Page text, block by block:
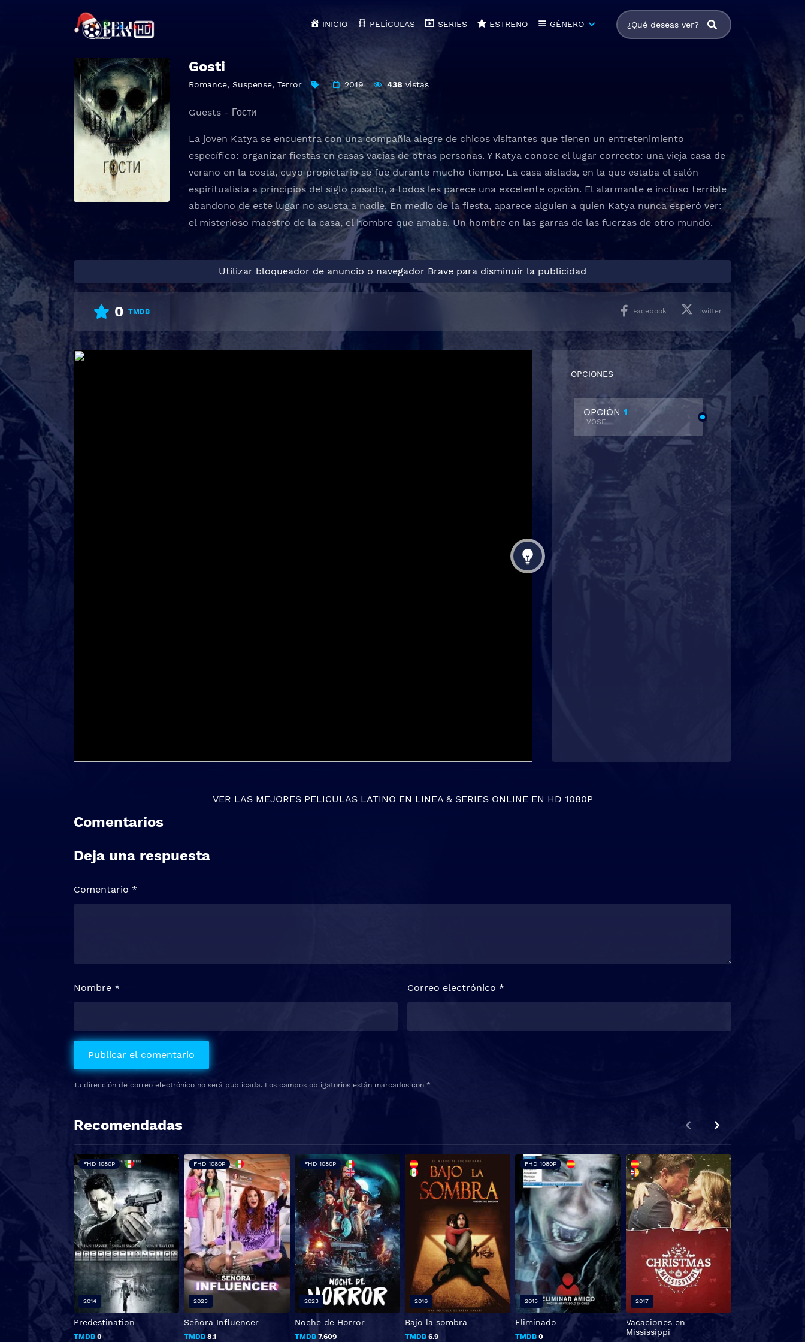
INICIO PELÍCULAS SERIES ESTRENO GÉNERO
Gosti
Romance, Suspense, Terror 2019 438vistas
Guests - Гости
La joven Katya se encuentra con una compañía alegre de chicos visitantes que tienen un entretenimiento
específico: organizar fiestas en casas vacías de otras personas. Y Katya conoce el lugar correcto: una vieja casa de
verano en la costa, cuyo propietario se fue durante mucho tiempo. La casa aislada, en la que estaba el salón
espiritualista a principios del siglo pasado, a todos les parece una excelente opción. El alarmante e incluso terrible
abandono de este lugar no asusta a nadie. En medio de la fiesta, aparece alguien a quien Katya nunca esperó ver:
el misterioso maestro de la casa, el hombre que amaba. Un hombre en las garras de las fuerzas de otro mundo.
Utilizar bloqueador de anuncio o navegador Brave para disminuir la publicidad
0 TMDB Facebook Twitter
OPCIONES
OPCIÓN 1
-VOSE
VER LAS MEJORES PELICULAS LATINO EN LINEA& SERIES ONLINEEN HD 1080P
Comentarios
Deja una respuesta
Tu dirección de correo electrónico no será publicada. Los campos obligatorios están marcados con *
Comentario *
Nombre * Correo electrónico *
Recomendadas
Predestination
TMDB 0
FHD 1080P
2014
Señora Influencer
TMDB 8.1
FHD 1080P
2023
Noche de Horror
TMDB7.609
FHD 1080P
2023
Bajo la sombra
TMDB6.9
2016
Eliminado
TMDB 0
FHD 1080P
2015
Vacaciones en
Mississippi
2017